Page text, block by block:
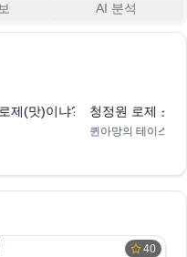
AI 분석
제(맛)이냐? 그것이 문제 로다
청정원 로제 소
퀸아망의 테이스트
40